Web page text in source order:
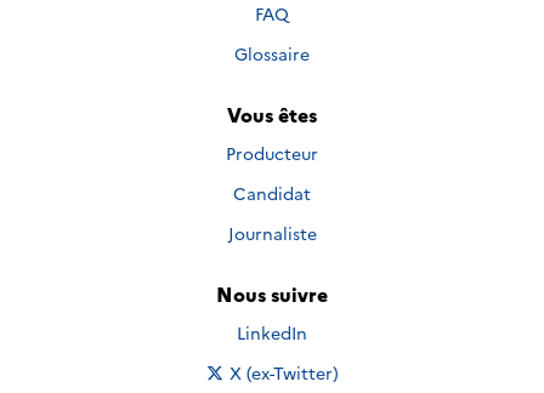
FAQ
Glossaire
Vous êtes
Producteur
Candidat
Journaliste
Nous suivre
Nous suivre sur
LinkedIn
Nous suivre sur
X (ex-Twitter)